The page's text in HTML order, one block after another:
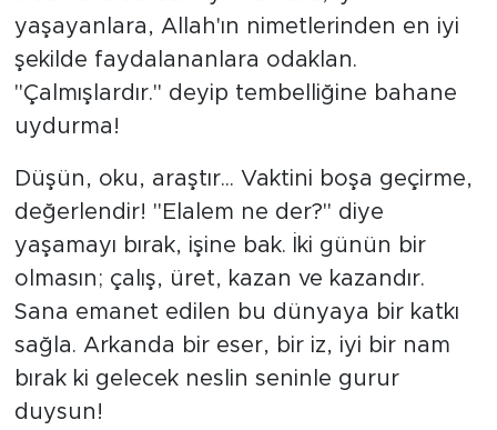
yaşayanlara, Allah'ın nimetlerinden en iyi
şekilde faydalananlara odaklan.
"Çalmışlardır." deyip tembelliğine bahane
uydurma!
Düşün, oku, araştır... Vaktini boşa geçirme,
değerlendir! "Elalem ne der?" diye
yaşamayı bırak, işine bak. İki günün bir
olmasın; çalış, üret, kazan ve kazandır.
Sana emanet edilen bu dünyaya bir katkı
sağla. Arkanda bir eser, bir iz, iyi bir nam
bırak ki gelecek neslin seninle gurur
duysun!